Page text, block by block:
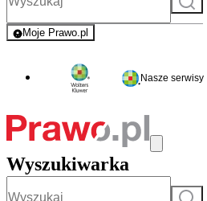
Moje Prawo.pl
- rejestracja i logowanie do serwisu
Nasze serwisy
Wyszukiwarka
Szukaj